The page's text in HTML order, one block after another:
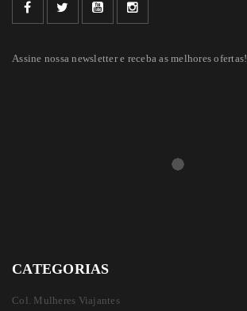
Assine nossa newsletter e receba as melhores ofertas!
CATEGORIAS
Col. Mulheres Viajantes